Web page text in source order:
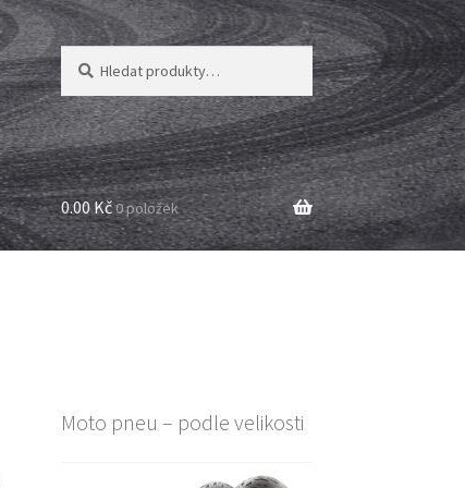
Hledat:
Hledat
0.00 Kč0 položek
Moto pneu – podle velikosti